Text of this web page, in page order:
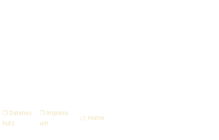
❐ Datensc
hutz
❐ Impress
um
⭯ Home